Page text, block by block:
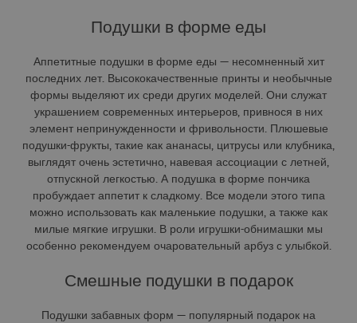
Подушки в форме еды
Аппетитные подушки в форме еды — несомненный хит
последних лет. Высококачественные принты и необычные
формы выделяют их среди других моделей. Они служат
украшением современных интерьеров, привнося в них
элемент непринужденности и фривольности. Плюшевые
подушки-фрукты, такие как ананасы, цитрусы или клубника,
выглядят очень эстетично, навевая ассоциации с летней,
отпускной легкостью. А подушка в форме пончика
пробуждает аппетит к сладкому. Все модели этого типа
можно использовать как маленькие подушки, а также как
милые мягкие игрушки. В роли игрушки-обнимашки мы
особенно рекомендуем очаровательный арбуз с улыбкой.
Смешные подушки в подарок
Подушки забавных форм — популярный подарок на